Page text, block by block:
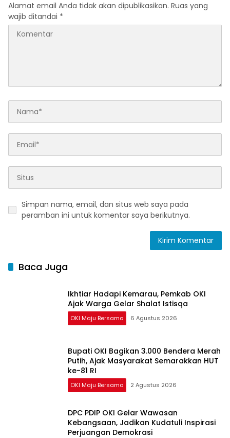
Alamat email Anda tidak akan dipublikasikan. Ruas yang
wajib ditandai *
Simpan nama, email, dan situs web saya pada
peramban ini untuk komentar saya berikutnya.
Baca Juga
Ikhtiar Hadapi Kemarau, Pemkab OKI
Ajak Warga Gelar Shalat Istisqa
OKI Maju Bersama 6 Agustus 2026
Bupati OKI Bagikan 3.000 Bendera Merah
Putih, Ajak Masyarakat Semarakkan HUT
ke-81 RI
OKI Maju Bersama 2 Agustus 2026
DPC PDIP OKI Gelar Wawasan
Kebangsaan, Jadikan Kudatuli Inspirasi
Perjuangan Demokrasi